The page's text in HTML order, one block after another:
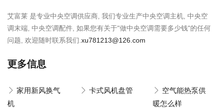
艾富莱 是专业中央空调供应商, 我们专业生产中央空调主机, 中央空
调末端, 中央空调配件, 如果您有关于"做中央空调需要多少钱"的任何
问题, 欢迎随时联系我们. xu781213@126.com
更多信息
家用新风换气
机
卡式风机盘管
空气能热泵供
暖怎么样